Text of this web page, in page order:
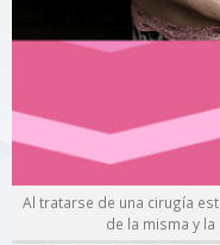
Al tratarse de una cirugía
de la misma y